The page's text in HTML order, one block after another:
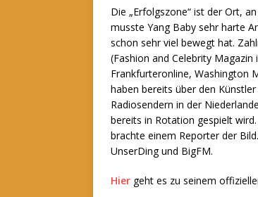
Die „Erfolgszone“ ist der Ort,
musste Yang Baby sehr harte
schon sehr viel bewegt hat.
(Fashion and Celebrity
Frankfurteronline, Washington
haben bereits über den
Radiosendern in der
bereits in Rotation gespielt
brachte einem Reporter der
UnserDing und BigFM.
Hier geht es zu seinem